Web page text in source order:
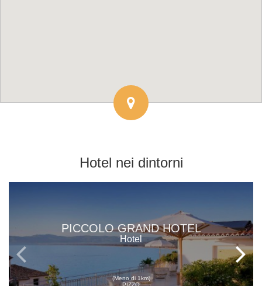
Hotel nei dintorni
PICCOLO GRAND HOTEL
Hotel
(Meno di 1km)
PIZZO